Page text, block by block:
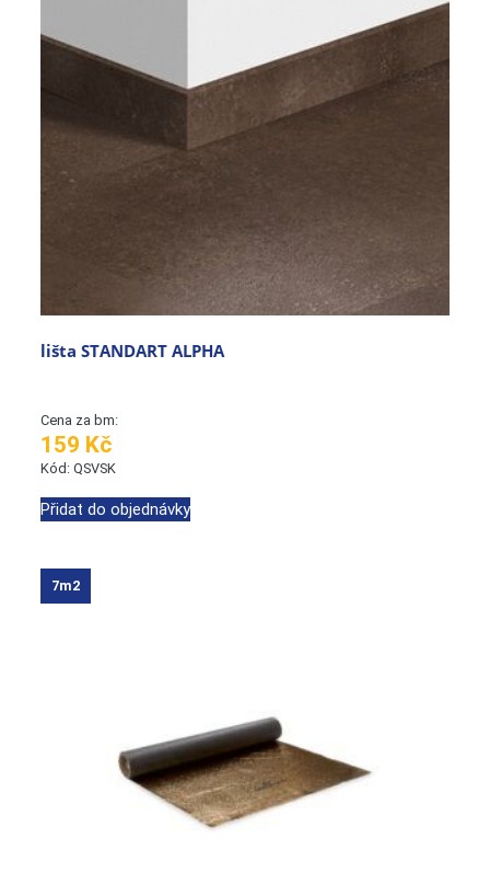
lišta STANDART ALPHA
Cena za bm:
159 Kč
Kód: QSVSK
Přidat do objednávky
7m2